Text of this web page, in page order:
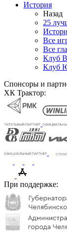
История
Назад
25
Все
Все
Клуб
Клуб
Спонсоры и
ХК Трактор:
При поддержке: